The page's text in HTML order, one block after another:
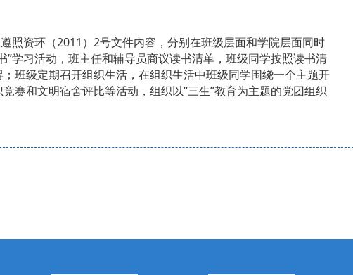
照资环（2011 ） 2号文件内容，分别在班级层面和学院层面同时
学习活动，班主任和辅导员商议读书清单，班级同学按照读书清
班级定期召开组织生活，在组织生活中班级同学围绕一个主题开
赛和文明宿舍评比等活动，组织以“三生”教育为主题的党团组织